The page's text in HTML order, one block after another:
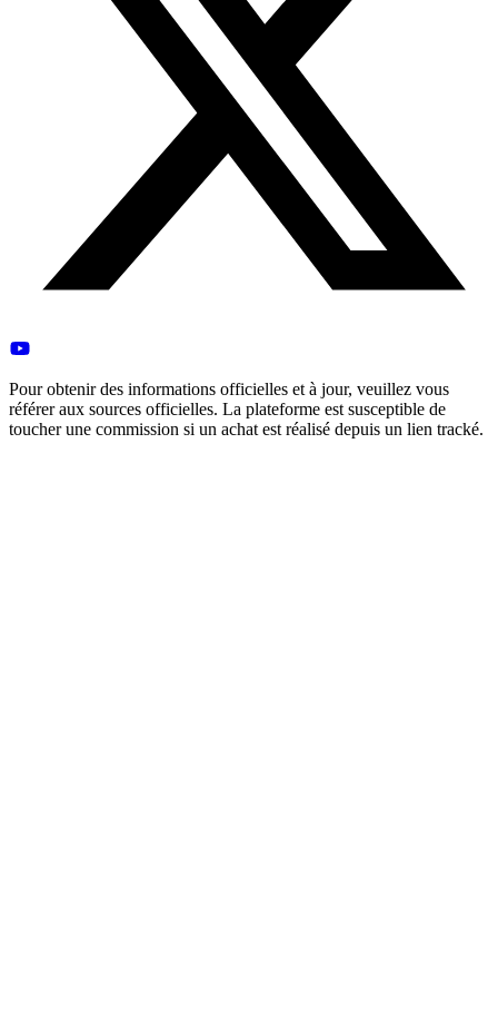
Pour obtenir des informations officielles et à jour, veuillez vous
référer aux sources officielles. La plateforme est susceptible de
toucher une commission si un achat est réalisé depuis un lien tracké.